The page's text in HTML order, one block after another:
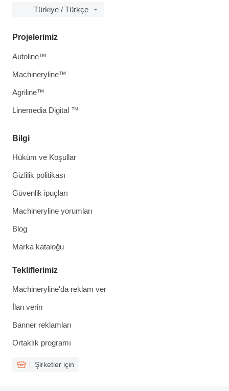
Türkiye / Türkçe
Bilgi
Hüküm ve Koşullar
Gizlilik politikası
Güvenlik ipuçları
Machineryline yorumları
Blog
Marka kataloğu
Tekliflerimiz
Machineryline'da reklam ver
İlan verin
Banner reklamları
Ortaklık programı
Şirketler için
Projelerimiz
Autoline™
Machineryline™
Agriline™
Linemedia Digital ™